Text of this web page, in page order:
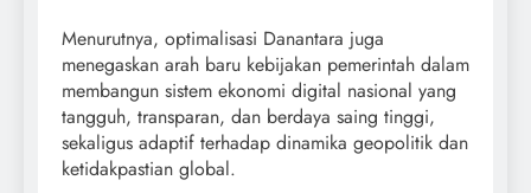
Menurutnya, optimalisasi Danantara juga
menegaskan arah baru kebijakan pemerintah dalam
membangun sistem ekonomi digital nasional yang
tangguh, transparan, dan berdaya saing tinggi,
sekaligus adaptif terhadap dinamika geopolitik dan
ketidakpastian global.